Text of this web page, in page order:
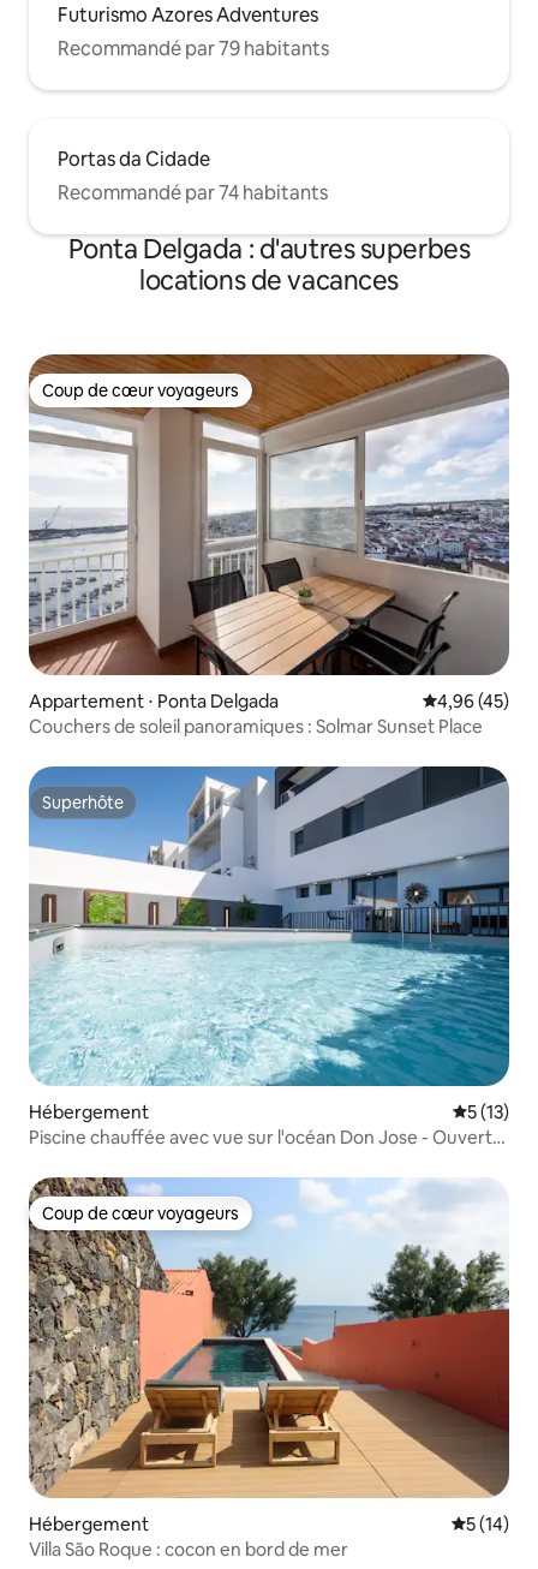
Futurismo Azores Adventures
Recommandé par 79 habitants
Portas da Cidade
Recommandé par 74 habitants
Ponta Delgada : d'autres superbes
locations de vacances
Coup de cœur voyageurs
Coup de cœur voyageurs
Appartement ⋅ Ponta Delgada Évaluation
4,96 (45)
Couchers de soleil panoramiques : Solmar Sunset Place
Superhôte
Superhôte
Hébergement
5 (13)
Piscine chauffée avec vue sur l'océan Don Jose - Ouverte
Coup de cœur voyageurs
Coup de cœur voyageurs
Hébergement
5 (14)
Villa São Roque : cocon en bord de mer